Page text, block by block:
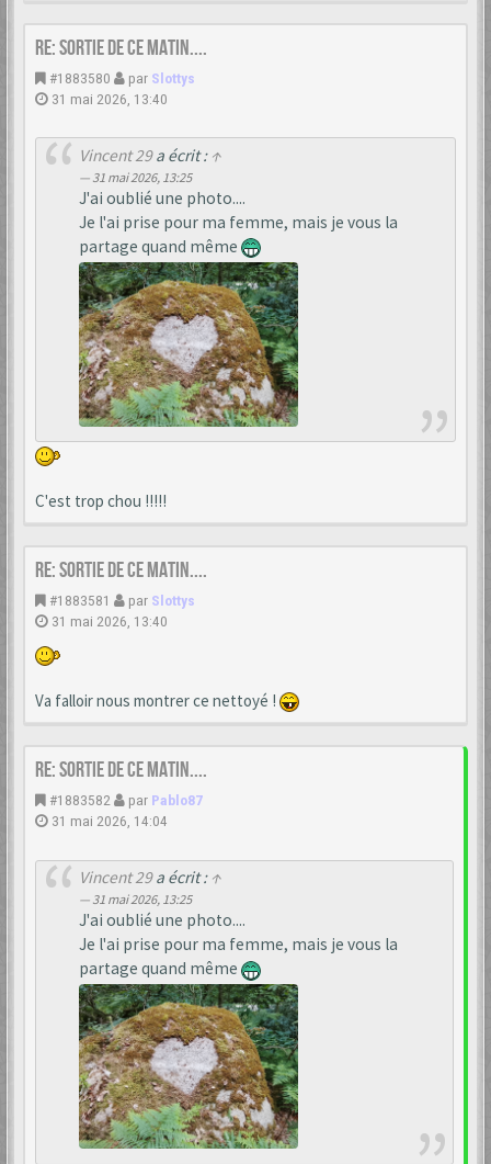
Re: Sortie de ce matin....
#1883580 par Slottys
31 mai 2026, 13:40
Vincent 29a écrit : ↑
31 mai 2026, 13:25
J'ai oublié une photo....
Je l'ai prise pour ma femme, mais je vous la
partage quand même
C'est trop chou !!!!!
Re: Sortie de ce matin....
#1883581 par Slottys
31 mai 2026, 13:40
Va falloir nous montrer ce nettoyé !
Re: Sortie de ce matin....
#1883582 par Pablo87
31 mai 2026, 14:04
Vincent 29a écrit : ↑
31 mai 2026, 13:25
J'ai oublié une photo....
Je l'ai prise pour ma femme, mais je vous la
partage quand même